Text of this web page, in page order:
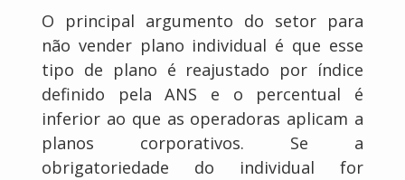
O principal argumento do setor para
não vender plano individual é que esse
tipo de plano é reajustado por índice
definido pela ANS e o percentual é
inferior ao que as operadoras aplicam a
planos corporativos. Se a
obrigatoriedade do individual for